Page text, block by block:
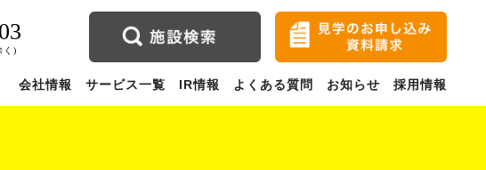
会社情報 サービス一覧 IR情報 よくある質問 お知らせ 採用情報